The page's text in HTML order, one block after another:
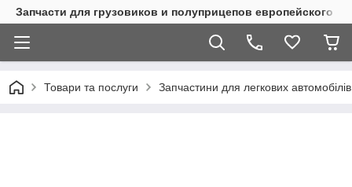
Запчасти для грузовиков и полуприцепов европейского
Товари та послуги Запчастини для легкових автомобілів